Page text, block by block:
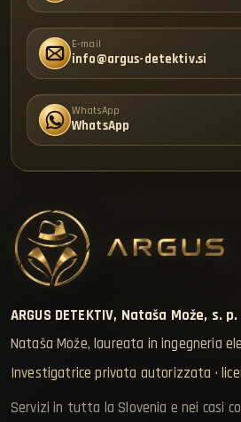
E-mail
info@argus-detektiv.si
WhatsApp
WhatsApp
ARGUS DETEKTIV, Nataša Može, s. p.
Nataša Može, laureata in ingegneria
Investigatrice privata autorizzata ·
Servizi in tutta la Slovenia e nei casi